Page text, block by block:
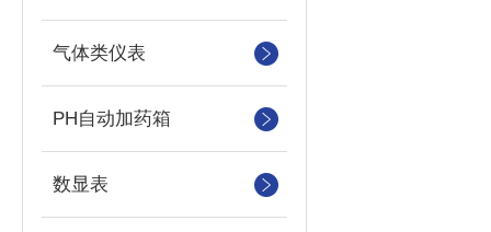
气体类仪表
PH自动加药箱
数显表